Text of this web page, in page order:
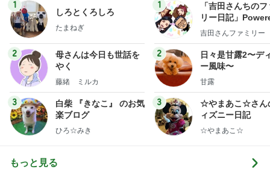
1
しろとくろしろ
たまねぎ
2
母さんは今日も世話を
やく
藤緒 ミルカ
3
白柴 『きなこ』 のお気
楽ブログ
ひろ☆みき
1
「吉田さんちの
リー日記」
y Ameba 吉田さ
ログ
吉田さんファミリー
2
日々是甘露2〜デ
ー風味〜
甘露
3
☆やまあこ☆さん
ィズニー日記
☆やまあこ☆
もっと見る